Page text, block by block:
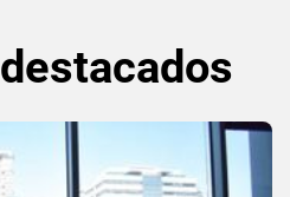
destacados